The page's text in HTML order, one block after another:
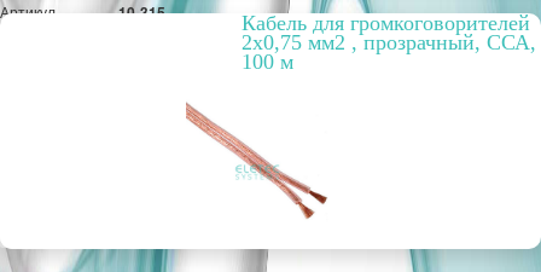
Артикул 10-315
прозрачная
Кабель для громкоговорителей
2х0,75 мм2 , прозрачный, ССА,
100 м